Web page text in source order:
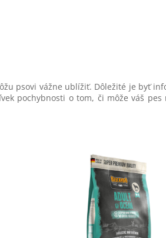
psovi vážne ublížiť. Dôležité je byť
pochybnosti o tom, či môže váš pes